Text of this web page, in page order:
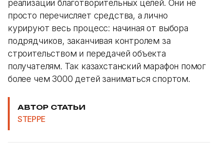
реализации благотворительных целей. Они не
просто перечисляет средства, а лично
курируют весь процесс: начиная от выбора
подрядчиков, заканчивая контролем за
строительством и передачей объекта
получателям. Так казахстанский марафон помог
более чем 3000 детей заниматься спортом.
АВТОР СТАТЬИ
STEPPE